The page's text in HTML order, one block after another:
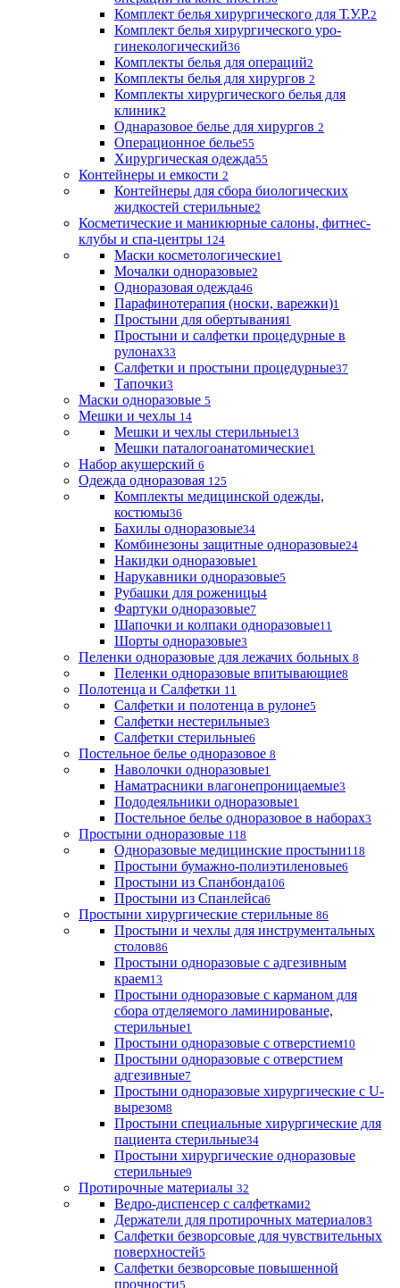
Комплект белья хирургического для Т.У.Р.2
Комплект белья хирургического уро-
гинекологический36
Комплекты белья для операций2
Комплекты белья для хирургов 2
Комплекты хирургического белья для
клиник2
Однаразовое белье для хирургов 2
Операционное белье55
Хирургическая одежда55
Контейнеры и емкости 2
Контейнеры для сбора биологических
жидкостей стерильные2
Косметические и маникюрные салоны, фитнес-
клубы и спа-центры 124
Маски косметологические1
Мочалки одноразовые2
Одноразовая одежда46
Парафинотерапия (носки, варежки)1
Простыни для обертывания1
Простыни и салфетки процедурные в
рулонах33
Салфетки и простыни процедурные37
Тапочки3
Маски одноразовые 5
Мешки и чехлы 14
Мешки и чехлы стерильные13
Мешки паталогоанатомические1
Набор акушерский 6
Одежда одноразовая 125
Комплекты медицинской одежды,
костюмы36
Бахилы одноразовые34
Комбинезоны защитные одноразовые24
Накидки одноразовые1
Нарукавники одноразовые5
Рубашки для роженицы4
Фартуки одноразовые7
Шапочки и колпаки одноразовые11
Шорты одноразовые3
Пеленки одноразовые для лежачих больных 8
Пеленки одноразовые впитывающие8
Полотенца и Салфетки 11
Салфетки и полотенца в рулоне5
Салфетки нестерильные3
Салфетки стерильные6
Постельное белье одноразовое 8
Наволочки одноразовые1
Наматрасники влагонепроницаемые3
Пододеяльники одноразовые1
Постельное белье одноразовое в наборах3
Простыни одноразовые 118
Одноразовые медицинские простыни118
Простыни бумажно-полиэтиленовые6
Простыни из Спанбонда106
Простыни из Спанлейса6
Простыни хирургические стерильные 86
Простыни и чехлы для инструментальных
столов86
Простыни одноразовые с адгезивным
краем13
Простыни одноразовые с карманом для
сбора отделяемого ламинированые,
стерильные1
Простыни одноразовые с отверстием10
Простыни одноразовые с отверстием
адгезивные7
Простыни одноразовые хирургические с U-
вырезом8
Простыни специальные хирургические для
пациента стерильные34
Простыни хирургические одноразовые
стерильные9
Протирочные материалы 32
Ведро-диспенсер с салфетками2
Держатели для протирочных материалов3
Салфетки безворсовые для чувствительных
поверхностей5
Салфетки безворсовые повышенной
прочности5